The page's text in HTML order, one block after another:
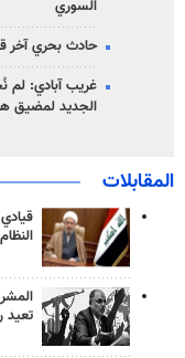
السوري
حادث بحري آخر
غريب آبادي: لم
الجديد لمضيق
المقابلات
تعيد